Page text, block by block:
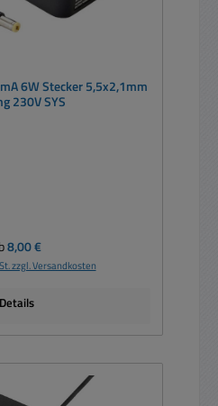
6W Stecker 5,5x2,1mm
230V SYS
Preis:
8,00 €
zzgl. Versandkosten
Details